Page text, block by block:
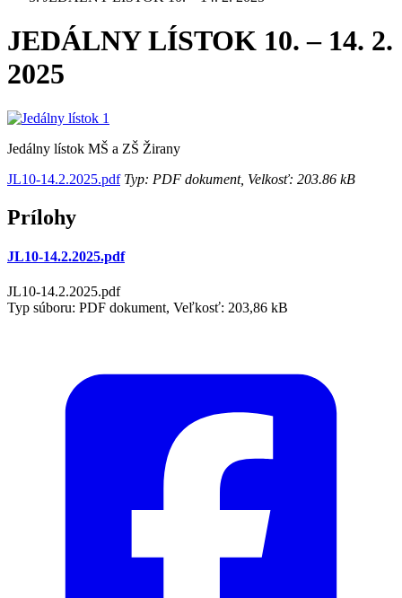
JEDÁLNY LÍSTOK 10. – 14. 2.
2025
Jedálny lístok MŠ a ZŠ Žirany
JL10-14.2.2025.pdfTyp: PDF dokument, Velkosť: 203.86 kB
Prílohy
JL10-14.2.2025.pdf
JL10-14.2.2025.pdf
Typ súboru: PDF dokument, Veľkosť: 203,86 kB